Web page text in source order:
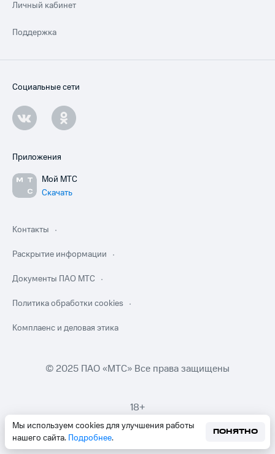
Мы используем cookies для улучшения работы
нашего сайта. Подробнее.
ПОНЯТНО
Личный кабинет
Поддержка
Социальные сети
Приложения
Мой МТС
Скачать
Контакты
Раскрытие информации
Документы ПАО МТС
Политика обработки cookies
Комплаенс и деловая этика
© 2025 ПАО «МТС» Все права защищены
18+